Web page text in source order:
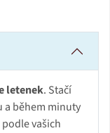
letenek. Stačí
a během minuty
vašich